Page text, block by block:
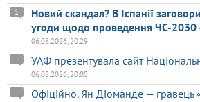
Новий скандал? В Іспанії
угоди щодо проведення ЧС-2030
1
06.08.2026, 20:29
УАФ презентувала сайт
06.08.2026, 20:05
Офіційно. Ян Діоманде — гравець